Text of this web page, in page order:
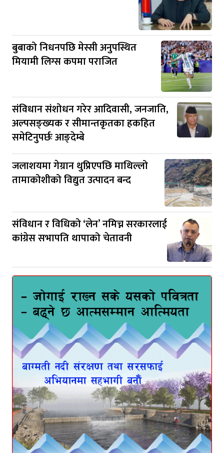
बुबाको निधनपछि मेस्सी अनुपस्थित
मियामी लिग्स कपमा पराजित
संविधान संशोधन गरेर आदिवासी, जनजाति,
अल्पसङ्ख्यक र सीमान्तकृतका हकहित
समेटिनुपर्छः आङ्देम्बे
जलाशयमा गेग्रान थुप्रिएपछि माथिल्लो
तामाकोशीको विद्युत उत्पादन बन्द
संविधान र विधिको ‘लेन’ नमिच्न सरकारलाई
कांग्रेस सभापति थापाको चेतावनी